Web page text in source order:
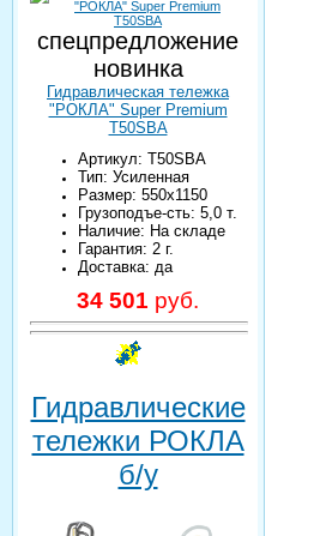
спецпредложение
новинка
Гидравлическая тележка
"РОКЛА" Super Premium
T50SBA
Артикул: T50SBA
Тип: Усиленная
Размер: 550х1150
Грузоподъе-сть: 5,0 т.
Наличие: На складе
Гарантия: 2 г.
Доставка: да
34 501 руб.
Гидравлические
тележки РОКЛА
б/у